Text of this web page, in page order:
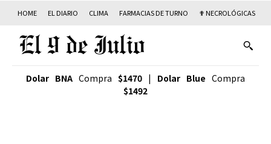
HOME EL DIARIO CLIMA FARMACIAS DE TURNO ✟ NECROLÓGICAS
Dolar BNA Compra $1470 | Dolar Blue Compra
$1492